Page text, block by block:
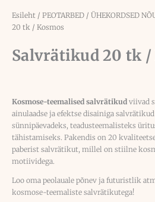
Esileht / PEOTARBED / ÜHEKORDSED
20 tk / Kosmos
Salvrätikud 20 tk /
Kosmose-teemalised salvrätikud viivad
ainulaadse ja efektse disainiga
sünnipäevadeks, teadusteemalisteks
tähistamiseks. Pakendis on 20
paberist salvrätikut, millel on stiilne
motiividega.
Loo oma peolauale põnev ja futuristlik
kosmose-teemaliste salvrätikutega!